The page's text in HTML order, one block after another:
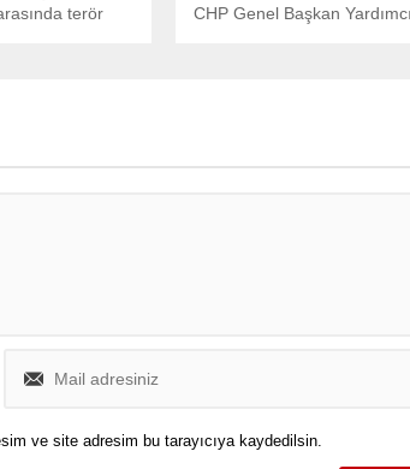
terör
CHP Genel Başkan
ve site adresim bu tarayıcıya kaydedilsin.